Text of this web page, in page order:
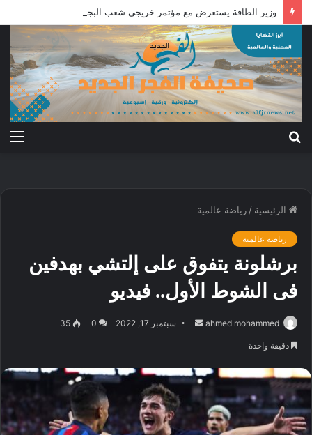
الرئيسية / رياضة عالمية
رياضة عالمية
برشلونة يتفوق على إلتشي بهدفين
فى الشوط الأول.. فيديو
ahmed mohammed
أرسل سبتمبر 17, 2022 0
35
دقيقة واحدة